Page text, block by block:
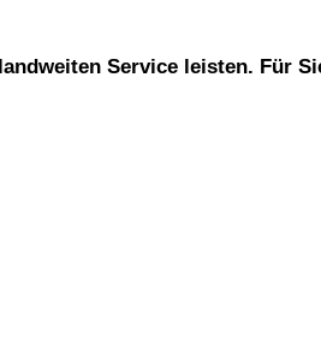
Service leisten. Für